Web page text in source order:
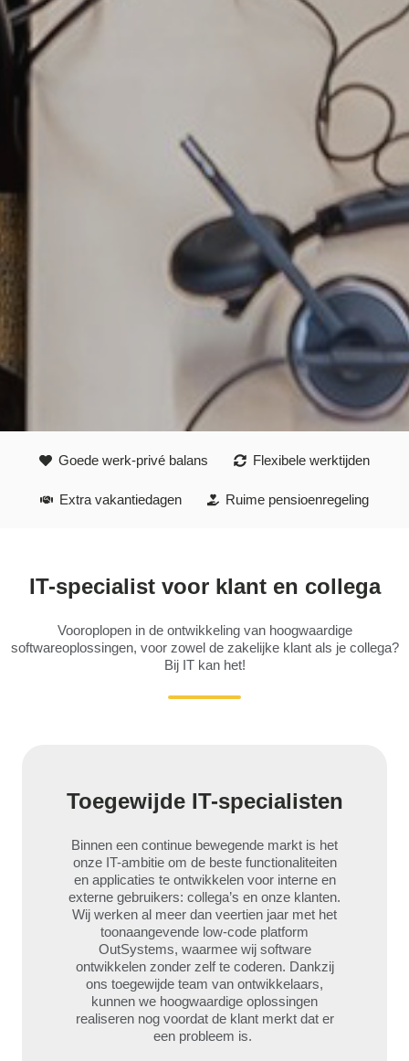
Goede werk-privé balans Flexibele werktijden
Extra vakantiedagen Ruime pensioenregeling
IT-specialist voor klant en collega
Vooroplopen in de ontwikkeling van hoogwaardige
softwareoplossingen, voor zowel de zakelijke klant als je collega?
Bij IT kan het!
Toegewijde IT-specialisten
Binnen een continue bewegende markt is het
onze IT-ambitie om de beste functionaliteiten
en applicaties te ontwikkelen voor interne en
externe gebruikers: collega’s en onze klanten.
Wij werken al meer dan veertien jaar met het
toonaangevende low-code platform
OutSystems, waarmee wij software
ontwikkelen zonder zelf te coderen. Dankzij
ons toegewijde team van ontwikkelaars,
kunnen we hoogwaardige oplossingen
realiseren nog voordat de klant merkt dat er
een probleem is.